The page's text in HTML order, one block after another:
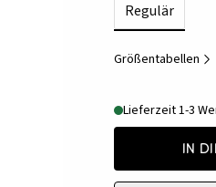
Regulär
Größentabellen
Lieferzeit 1-3
In